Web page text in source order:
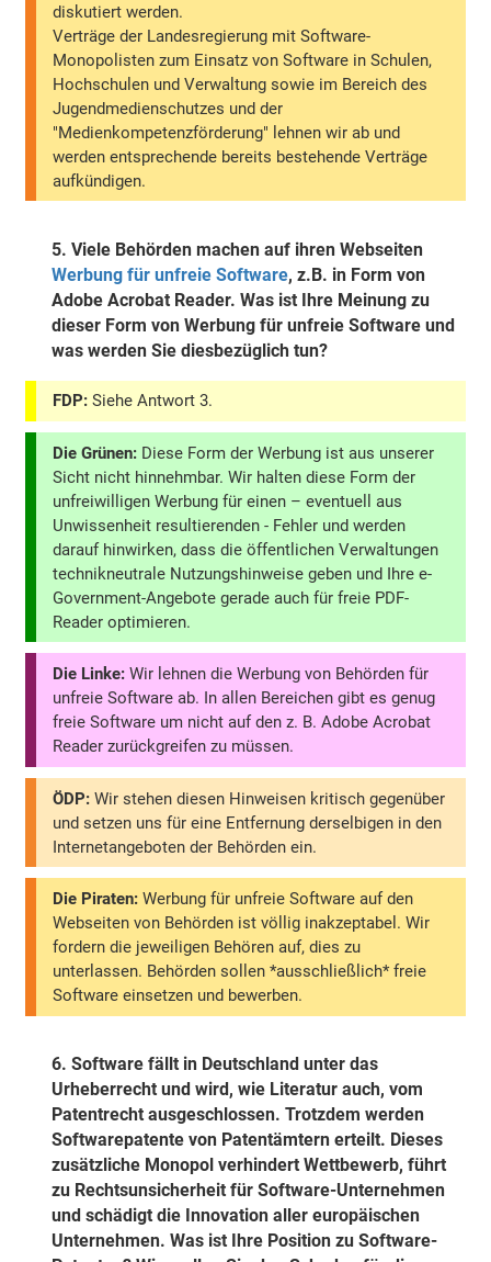
diskutiert werden.
Verträge der Landesregierung mit Software-
Monopolisten zum Einsatz von Software in Schulen,
Hochschulen und Verwaltung sowie im Bereich des
Jugendmedienschutzes und der
"Medienkompetenzförderung" lehnen wir ab und
werden entsprechende bereits bestehende Verträge
aufkündigen.
5.Viele Behörden machen auf ihren Webseiten
Werbung für unfreie Software, z.B. in Form von
Adobe Acrobat Reader. Was ist Ihre Meinung zu
dieser Form von Werbung für unfreie Software und
was werden Sie diesbezüglich tun?
FDP: Siehe Antwort 3.
Die Grünen: Diese Form der Werbung ist aus unserer
Sicht nicht hinnehmbar. Wir halten diese Form der
unfreiwilligen Werbung für einen – eventuell aus
Unwissenheit resultierenden - Fehler und werden
darauf hinwirken, dass die öffentlichen Verwaltungen
technikneutrale Nutzungshinweise geben und Ihre e-
Government-Angebote gerade auch für freie PDF-
Reader optimieren.
Die Linke: Wir lehnen die Werbung von Behörden für
unfreie Software ab. In allen Bereichen gibt es genug
freie Software um nicht auf den z. B. Adobe Acrobat
Reader zurückgreifen zu müssen.
ÖDP: Wir stehen diesen Hinweisen kritisch gegenüber
und setzen uns für eine Entfernung derselbigen in den
Internetangeboten der Behörden ein.
Die Piraten: Werbung für unfreie Software auf den
Webseiten von Behörden ist völlig inakzeptabel. Wir
fordern die jeweiligen Behören auf, dies zu
unterlassen. Behörden sollen *ausschließlich* freie
Software einsetzen und bewerben.
6.Software fällt in Deutschland unter das
Urheberrecht und wird, wie Literatur auch, vom
Patentrecht ausgeschlossen. Trotzdem werden
Softwarepatente von Patentämtern erteilt. Dieses
zusätzliche Monopol verhindert Wettbewerb, führt
zu Rechtsunsicherheit für Software-Unternehmen
und schädigt die Innovation aller europäischen
Unternehmen. Was ist Ihre Position zu Software-